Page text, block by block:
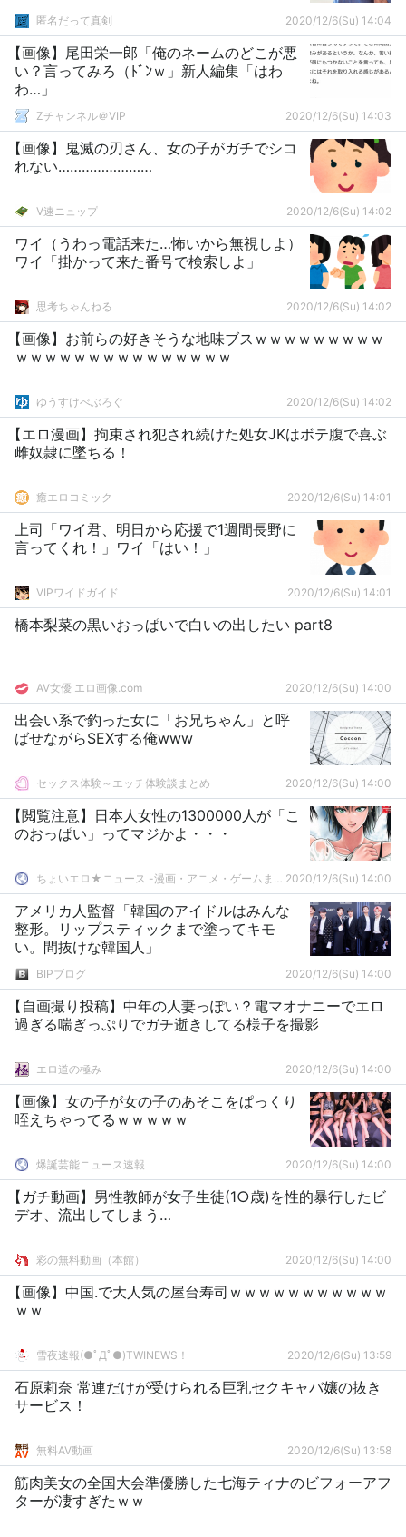
匿名だって真剣 2020/12/6(Su) 14:04
【画像】尾田栄一郎「俺のネームのどこが悪
い？言ってみろ（ﾄﾞﾝｗ」新人編集「はわ
わ…」
Zチャンネル＠VIP 2020/12/6(Su) 14:03
【画像】鬼滅の刃さん、女の子がガチでシコ
れない……………………
V速ニュップ 2020/12/6(Su) 14:02
ワイ（うわっ電話来た…怖いから無視しよ）
ワイ「掛かって来た番号で検索しよ」
思考ちゃんねる 2020/12/6(Su) 14:02
【画像】お前らの好きそうな地味ブスｗｗｗｗｗｗｗｗｗ
ｗｗｗｗｗｗｗｗｗｗｗｗｗｗｗ
ゆうすけべぶろぐ 2020/12/6(Su) 14:02
【エロ漫画】拘束され犯され続けた処女JKはボテ腹で喜ぶ
雌奴隷に墜ちる！
癒エロコミック 2020/12/6(Su) 14:01
上司「ワイ君、明日から応援で1週間長野に
言ってくれ！」ワイ「はい！」
VIPワイドガイド 2020/12/6(Su) 14:01
橋本梨菜の黒いおっぱいで白いの出したい part8
AV女優 エロ画像.com 2020/12/6(Su) 14:00
出会い系で釣った女に「お兄ちゃん」と呼
ばせながらSEXする俺www
セックス体験～エッチ体験談まとめ 2020/12/6(Su) 14:00
【閲覧注意】日本人女性の1300000人が「こ
のおっぱい」ってマジかよ・・・
ちょいエロ★ニュース -漫画・アニメ・ゲームまとめ- 2020/12/6(Su) 14:00
アメリカ人監督「韓国のアイドルはみんな
整形。リップスティックまで塗ってキモ
い。間抜けな韓国人」
BIPブログ 2020/12/6(Su) 14:00
【自画撮り投稿】中年の人妻っぽい？電マオナニーでエロ
過ぎる喘ぎっぷりでガチ逝きしてる様子を撮影
エロ道の極み 2020/12/6(Su) 14:00
【画像】女の子が女の子のあそこをぱっくり
咥えちゃってるｗｗｗｗｗ
爆誕芸能ニュース速報 2020/12/6(Su) 14:00
【ガチ動画】男性教師が女子生徒(1○歳)を性的暴行したビ
デオ、流出してしまう…
彩の無料動画（本館） 2020/12/6(Su) 14:00
【画像】中国.で大人気の屋台寿司ｗｗｗｗｗｗｗｗｗｗｗ
ｗｗ
雪夜速報(●ﾟДﾟ●)TWINEWS！ 2020/12/6(Su) 13:59
石原莉奈 常連だけが受けられる巨乳セクキャバ嬢の抜き
サービス！
無料AV動画 2020/12/6(Su) 13:58
筋肉美女の全国大会準優勝した七海ティナのビフォーアフ
ターが凄すぎたｗｗ